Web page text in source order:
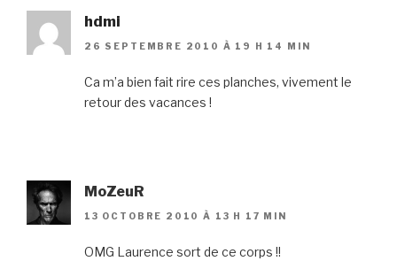
hdmi
26 SEPTEMBRE 2010 À 19 H 14 MIN
Ca m’a bien fait rire ces planches, vivement le
retour des vacances !
MoZeuR
13 OCTOBRE 2010 À 13 H 17 MIN
OMG Laurence sort de ce corps !!